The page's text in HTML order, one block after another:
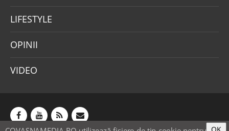
LIFESTYLE
OPINII
VIDEO